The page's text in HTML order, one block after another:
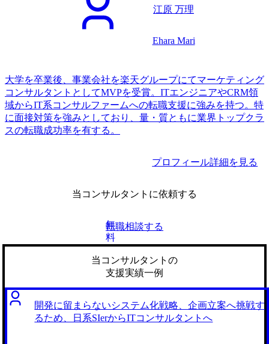
江原 万理
Ehara Mari
大学を卒業後、事業会社を楽天グループにてマーケティング
コンサルタントとしてMVPを受賞。ITエンジニアやCRM領
域からIT系コンサルファームへの転職支援に強みを持つ。特
に面接対策を強みとしており、量・質ともに業界トップクラ
スの転職成功率を有する。
プロフィール詳細を見る
当コンサルタントに依頼する
無
料
転職相談する
当コンサルタントの
支援実績一例
開発に留まらないシステム化戦略、企画立案へ挑戦す
るため、日系SIerからITコンサルタントへ